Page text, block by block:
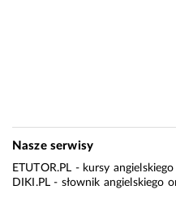
Nasze serwisy
ETUTOR.PL - kursy
DIKI.PL - słownik angielskiego